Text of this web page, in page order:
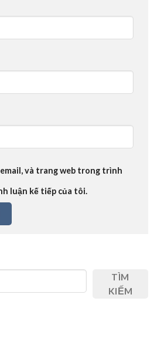
và trang web trong trình
luận kế tiếp của tôi.
TÌM
KIẾM